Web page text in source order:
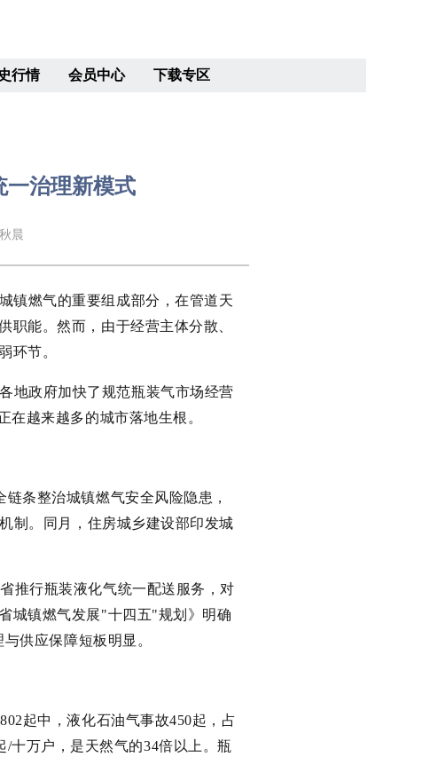
行情 会员中心 下载专区
一治理新模式
晨
镇燃气的重要组成部分，在管道天
能。然而，由于经营主体分散、
环节。
地政府加快了规范瓶装气市场经营
越来越多的城市落地生根。
条整治城镇燃气安全风险隐患，
制。同月，住房城乡建设部印发城
推行瓶装液化气统一配送服务，对
城镇燃气发展"十四五"规划》明确
供应保障短板明显。
起中，液化石油气事故450起，占
/十万户，是天然气的34倍以上。瓶